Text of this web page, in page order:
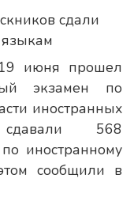
июня прошел
экзамен по
иностранных
568
иностранному
сообщили в